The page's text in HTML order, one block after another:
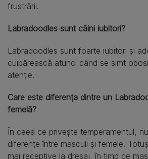
frustrării.
Labradoodles sunt câini iubitori?
Labradoodles sunt foarte iubitori și
cuibărească atunci când se simt
atenție.
Care este diferența dintre un
femelă?
În ceea ce privește temperamentul,
diferențe între masculi și femele.
mai receptive la dresaj, în timp ce